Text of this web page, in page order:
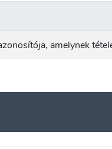
amelynek